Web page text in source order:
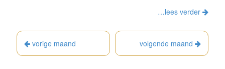
…lees verder
vorige maand volgende maand